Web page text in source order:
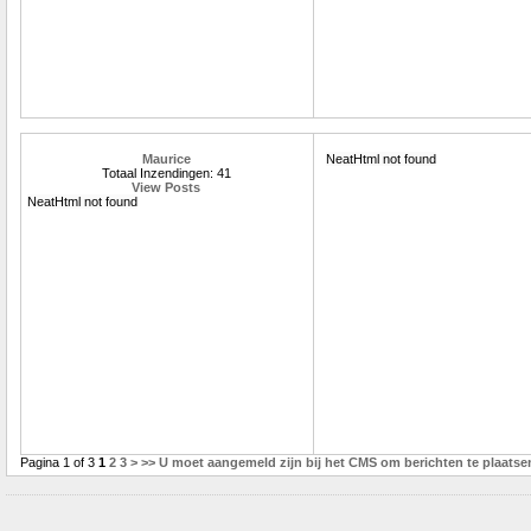
Maurice
Totaal Inzendingen: 41
View Posts
NeatHtml not found
NeatHtml not found
Pagina 1 of 3 1 2 3 > >> U moet aangemeld zijn bij het CMS om berichten te